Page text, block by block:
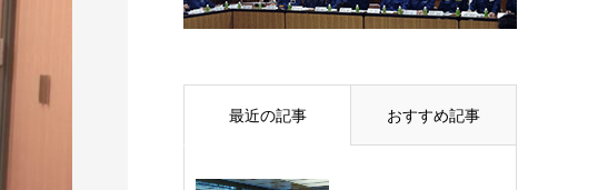
最近の記事 おすすめ記事